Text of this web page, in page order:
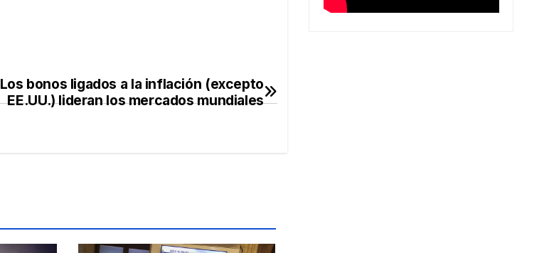
Los bonos ligados a la inflación (excepto
EE.UU.) lideran los mercados mundiales